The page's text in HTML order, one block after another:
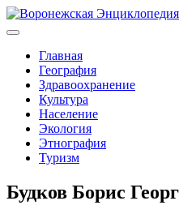
Главная
География
Здравоохранение
Культура
Население
Экология
Этнография
Туризм
Будков Борис